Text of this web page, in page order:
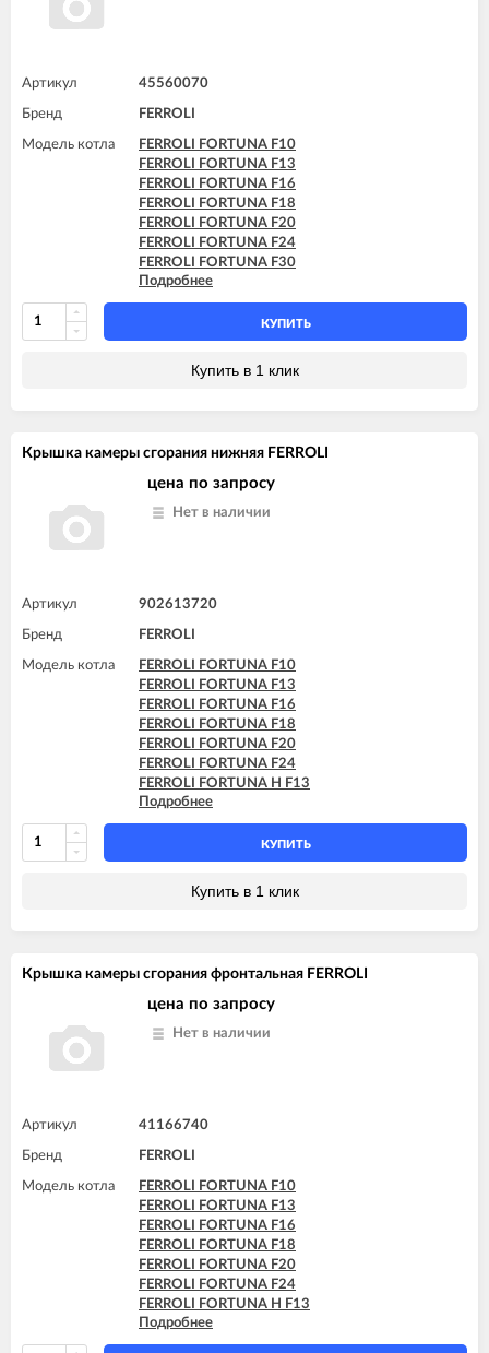
Артикул 45560070
Бренд FERROLI
Модель котла
FERROLI FORTUNA F10
FERROLI FORTUNA F13
FERROLI FORTUNA F16
FERROLI FORTUNA F18
FERROLI FORTUNA F20
FERROLI FORTUNA F24
FERROLI FORTUNA F30
FERROLI FORTUNA F32
FERROLI FORTUNA F35
FERROLI FORTUNA F40
FERROLI FORTUNA H F13
FERROLI FORTUNA H F32
FERROLI VITABEL F16
FERROLI VITABEL F18
FERROLI VITABEL F24
Подробнее
КУПИТЬ
Купить в 1 клик
Крышка камеры сгорания нижняя FERROLI
цена по запросу
Нет в наличии
Артикул 902613720
Бренд FERROLI
Модель котла
FERROLI FORTUNA F10
FERROLI FORTUNA F13
FERROLI FORTUNA F16
FERROLI FORTUNA F18
FERROLI FORTUNA F20
FERROLI FORTUNA F24
FERROLI FORTUNA H F13
FERROLI FORTUNA H F24
FERROLI VITABEL F10
FERROLI VITABEL F13
FERROLI VITABEL F16
FERROLI VITABEL F20
Подробнее
КУПИТЬ
Купить в 1 клик
Крышка камеры сгорания фронтальная FERROLI
цена по запросу
Нет в наличии
Артикул 41166740
Бренд FERROLI
Модель котла
FERROLI FORTUNA F10
FERROLI FORTUNA F13
FERROLI FORTUNA F16
FERROLI FORTUNA F18
FERROLI FORTUNA F20
FERROLI FORTUNA F24
FERROLI FORTUNA H F13
FERROLI FORTUNA H F24
FERROLI VITABEL F10
Подробнее